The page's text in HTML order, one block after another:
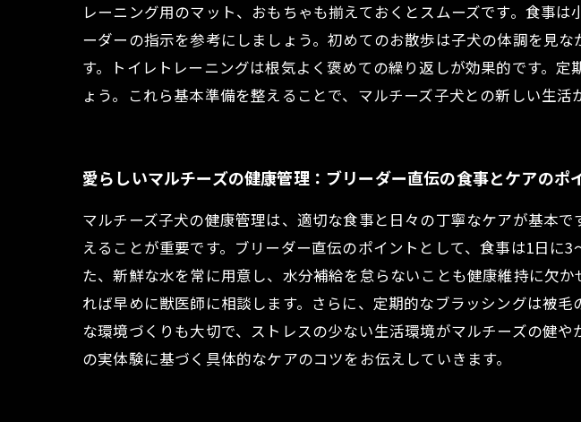
レーニング用のマット、おもちゃも揃えておくとスムーズです。食事
ーダーの指示を参考にしましょう。初めてのお散歩は子犬の体調を見
す。トイレトレーニングは根気よく褒めての繰り返しが効果的です。
ょう。これら基本準備を整えることで、マルチーズ子犬との新しい生活
愛らしいマルチーズの健康管理：ブリーダー直伝の食事とケアのポ
マルチーズ子犬の健康管理は、適切な食事と日々の丁寧なケアが基本
えることが重要です。ブリーダー直伝のポイントとして、食事は1日に
た、新鮮な水を常に用意し、水分補給を怠らないことも健康維持に欠
れば早めに獣医師に相談します。さらに、定期的なブラッシングは被
な環境づくりも大切で、ストレスの少ない生活環境がマルチーズの健
の実体験に基づく具体的なケアのコツをお伝えしていきます。